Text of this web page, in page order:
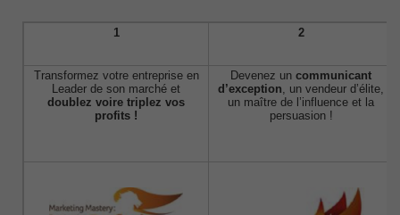
1 2
Transformez votre entreprise en
Leader de son marché et
doublez voire triplez vos
profits !
Devenez un communicant
d’exception, un vendeur d’élite,
un maître de l’influence et la
persuasion !